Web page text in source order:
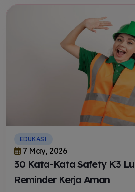
EDUKASI
7 May, 2026
30 Kata-Kata Safety K3
Reminder Kerja Aman